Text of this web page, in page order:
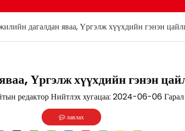
дагалдан яваа, Үргэлж хүүхдийн гэнэн
Үргэлж хүүхдийн гэнэн
редактор Нийтлэх хугацаа: 2024-06-06 Гарал
лавлах